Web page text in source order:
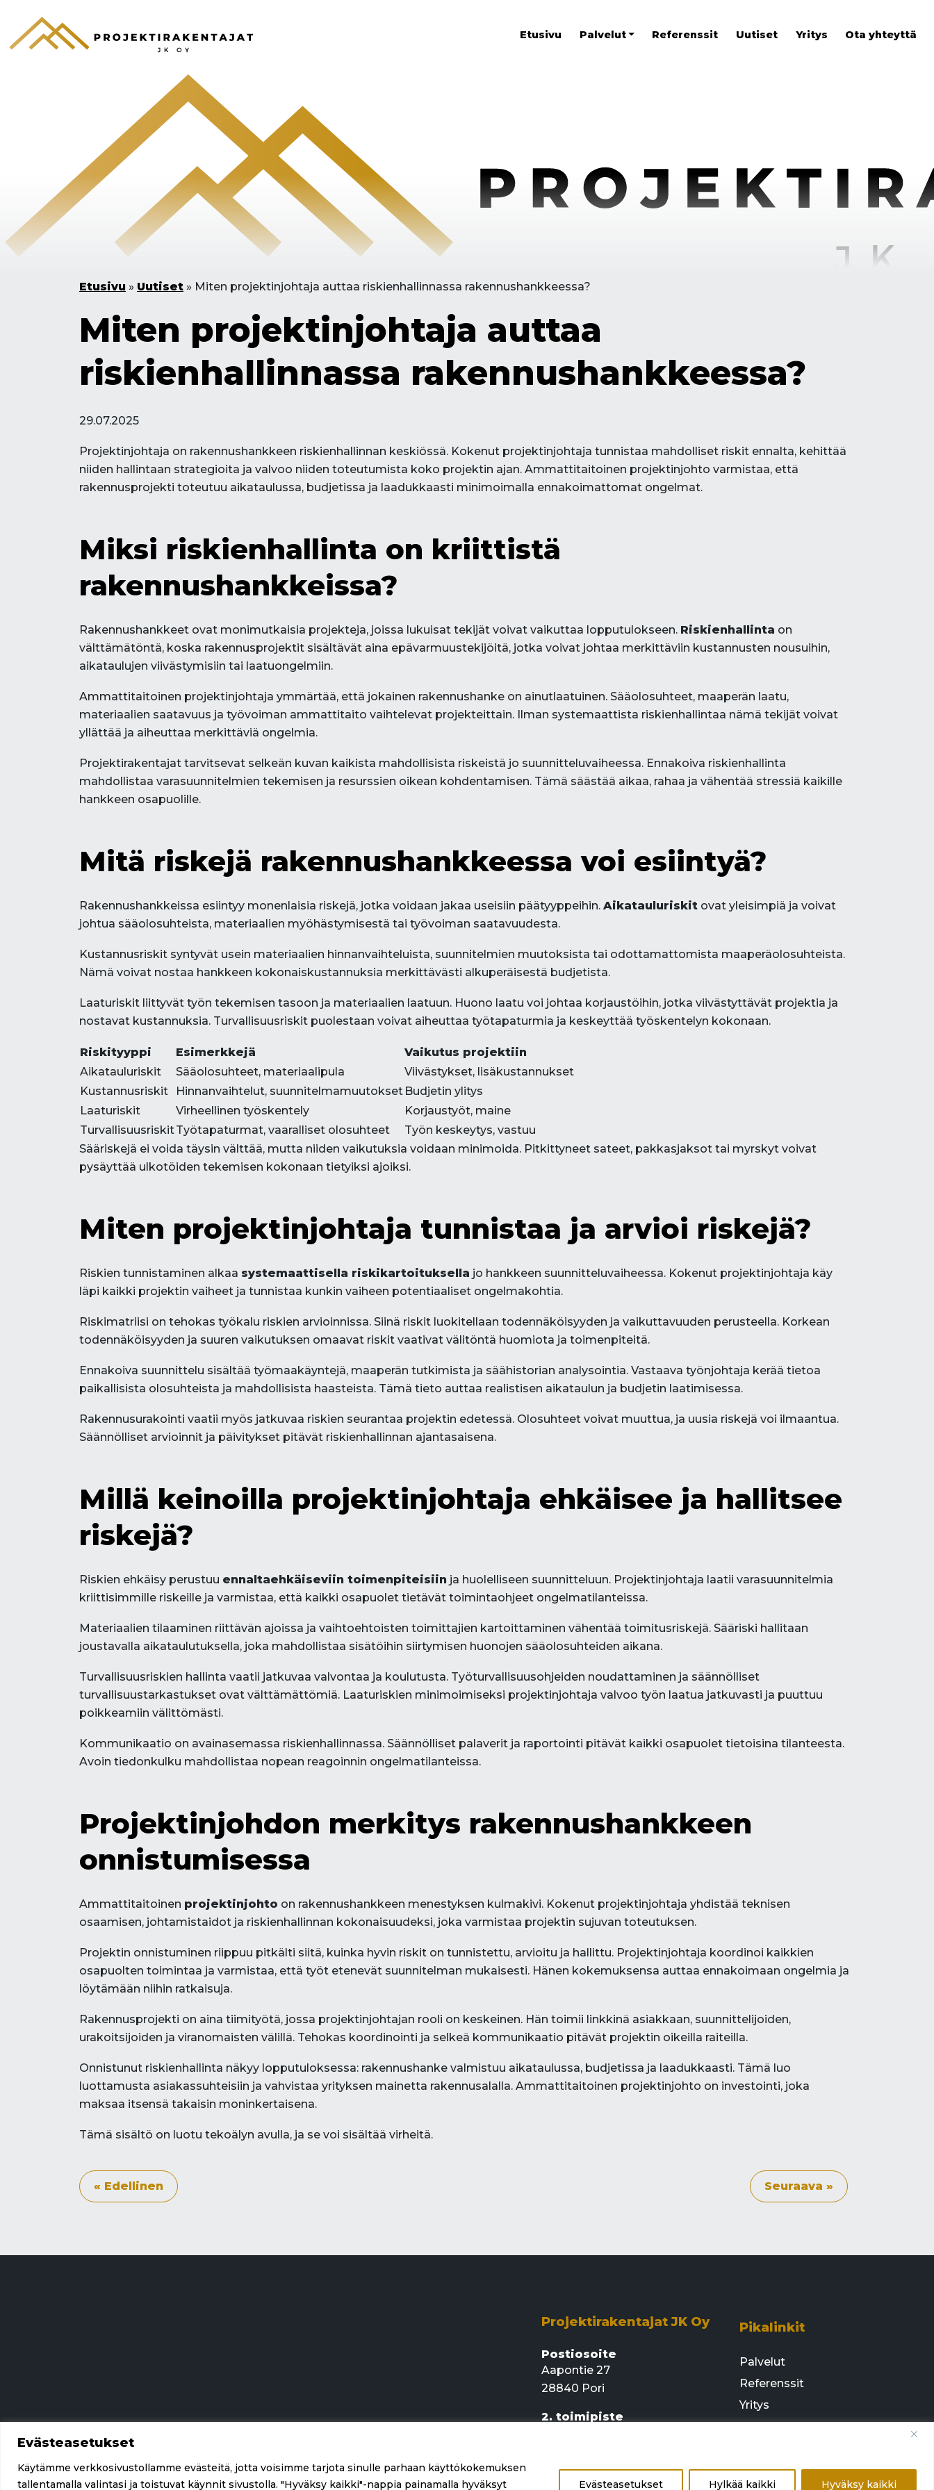
Evästeasetukset
Käytämme verkkosivustollamme evästeitä, jotta voisimme tarjota sinulle parhaan käyttökokemuksen
tallentamalla valintasi ja toistuvat käynnit sivustolla. "Hyväksy kaikki"-nappia painamalla hyväksyt
Evästeasetukset Hylkää kaikki Hyväksy kaikki
Etusivu Palvelut Referenssit Uutiset Yritys Ota yhteyttä
Etusivu » Uutiset » Miten projektinjohtaja auttaa riskienhallinnassa rakennushankkeessa?
Miten projektinjohtaja auttaa
riskienhallinnassa rakennushankkeessa?
29.07.2025
Projektinjohtaja on rakennushankkeen riskienhallinnan keskiössä. Kokenut projektinjohtaja tunnistaa mahdolliset riskit ennalta, kehittää
niiden hallintaan strategioita ja valvoo niiden toteutumista koko projektin ajan. Ammattitaitoinen projektinjohto varmistaa, että
rakennusprojekti toteutuu aikataulussa, budjetissa ja laadukkaasti minimoimalla ennakoimattomat ongelmat.
Miksi riskienhallinta on kriittistä
rakennushankkeissa?
Rakennushankkeet ovat monimutkaisia projekteja, joissa lukuisat tekijät voivat vaikuttaa lopputulokseen. Riskienhallinta on
välttämätöntä, koska rakennusprojektit sisältävät aina epävarmuustekijöitä, jotka voivat johtaa merkittäviin kustannusten nousuihin,
aikataulujen viivästymisiin tai laatuongelmiin.
Ammattitaitoinen projektinjohtaja ymmärtää, että jokainen rakennushanke on ainutlaatuinen. Sääolosuhteet, maaperän laatu,
materiaalien saatavuus ja työvoiman ammattitaito vaihtelevat projekteittain. Ilman systemaattista riskienhallintaa nämä tekijät voivat
yllättää ja aiheuttaa merkittäviä ongelmia.
Projektirakentajat tarvitsevat selkeän kuvan kaikista mahdollisista riskeistä jo suunnitteluvaiheessa. Ennakoiva riskienhallinta
mahdollistaa varasuunnitelmien tekemisen ja resurssien oikean kohdentamisen. Tämä säästää aikaa, rahaa ja vähentää stressiä kaikille
hankkeen osapuolille.
Mitä riskejä rakennushankkeessa voi esiintyä?
Rakennushankkeissa esiintyy monenlaisia riskejä, jotka voidaan jakaa useisiin päätyyppeihin. Aikatauluriskit ovat yleisimpiä ja voivat
johtua sääolosuhteista, materiaalien myöhästymisestä tai työvoiman saatavuudesta.
Kustannusriskit syntyvät usein materiaalien hinnanvaihteluista, suunnitelmien muutoksista tai odottamattomista maaperäolosuhteista.
Nämä voivat nostaa hankkeen kokonaiskustannuksia merkittävästi alkuperäisestä budjetista.
Laaturiskit liittyvät työn tekemisen tasoon ja materiaalien laatuun. Huono laatu voi johtaa korjaustöihin, jotka viivästyttävät projektia ja
nostavat kustannuksia. Turvallisuusriskit puolestaan voivat aiheuttaa työtapaturmia ja keskeyttää työskentelyn kokonaan.
Riskityyppi Esimerkkejä
Vaikutus projektiin
Aikatauluriskit
Sääolosuhteet, materiaalipula
Viivästykset, lisäkustannukset
Kustannusriskit
Hinnanvaihtelut, suunnitelmamuutokset Budjetin ylitys
Laaturiskit
Virheellinen työskentely
Korjaustyöt, maine
TurvallisuusriskitTyötapaturmat, vaaralliset olosuhteet
Työn keskeytys, vastuu
Sääriskejä ei voida täysin välttää, mutta niiden vaikutuksia voidaan minimoida. Pitkittyneet sateet, pakkasjaksot tai myrskyt voivat
pysäyttää ulkotöiden tekemisen kokonaan tietyiksi ajoiksi.
Miten projektinjohtaja tunnistaa ja arvioi riskejä?
Riskien tunnistaminen alkaa systemaattisella riskikartoituksella jo hankkeen suunnitteluvaiheessa. Kokenut projektinjohtaja käy
läpi kaikki projektin vaiheet ja tunnistaa kunkin vaiheen potentiaaliset ongelmakohtia.
Riskimatriisi on tehokas työkalu riskien arvioinnissa. Siinä riskit luokitellaan todennäköisyyden ja vaikuttavuuden perusteella. Korkean
todennäköisyyden ja suuren vaikutuksen omaavat riskit vaativat välitöntä huomiota ja toimenpiteitä.
Ennakoiva suunnittelu sisältää työmaakäyntejä, maaperän tutkimista ja säähistorian analysointia. Vastaava työnjohtaja kerää tietoa
paikallisista olosuhteista ja mahdollisista haasteista. Tämä tieto auttaa realistisen aikataulun ja budjetin laatimisessa.
Rakennusurakointi vaatii myös jatkuvaa riskien seurantaa projektin edetessä. Olosuhteet voivat muuttua, ja uusia riskejä voi ilmaantua.
Säännölliset arvioinnit ja päivitykset pitävät riskienhallinnan ajantasaisena.
Millä keinoilla projektinjohtaja ehkäisee ja hallitsee
riskejä?
Riskien ehkäisy perustuu ennaltaehkäiseviin toimenpiteisiin ja huolelliseen suunnitteluun. Projektinjohtaja laatii varasuunnitelmia
kriittisimmille riskeille ja varmistaa, että kaikki osapuolet tietävät toimintaohjeet ongelmatilanteissa.
Materiaalien tilaaminen riittävän ajoissa ja vaihtoehtoisten toimittajien kartoittaminen vähentää toimitusriskejä. Sääriski hallitaan
joustavalla aikataulutuksella, joka mahdollistaa sisätöihin siirtymisen huonojen sääolosuhteiden aikana.
Turvallisuusriskien hallinta vaatii jatkuvaa valvontaa ja koulutusta. Työturvallisuusohjeiden noudattaminen ja säännölliset
turvallisuustarkastukset ovat välttämättömiä. Laaturiskien minimoimiseksi projektinjohtaja valvoo työn laatua jatkuvasti ja puuttuu
poikkeamiin välittömästi.
Kommunikaatio on avainasemassa riskienhallinnassa. Säännölliset palaverit ja raportointi pitävät kaikki osapuolet tietoisina tilanteesta.
Avoin tiedonkulku mahdollistaa nopean reagoinnin ongelmatilanteissa.
Projektinjohdon merkitys rakennushankkeen
onnistumisessa
Ammattitaitoinen projektinjohto on rakennushankkeen menestyksen kulmakivi. Kokenut projektinjohtaja yhdistää teknisen
osaamisen, johtamistaidot ja riskienhallinnan kokonaisuudeksi, joka varmistaa projektin sujuvan toteutuksen.
Projektin onnistuminen riippuu pitkälti siitä, kuinka hyvin riskit on tunnistettu, arvioitu ja hallittu. Projektinjohtaja koordinoi kaikkien
osapuolten toimintaa ja varmistaa, että työt etenevät suunnitelman mukaisesti. Hänen kokemuksensa auttaa ennakoimaan ongelmia ja
löytämään niihin ratkaisuja.
Rakennusprojekti on aina tiimityötä, jossa projektinjohtajan rooli on keskeinen. Hän toimii linkkinä asiakkaan, suunnittelijoiden,
urakoitsijoiden ja viranomaisten välillä. Tehokas koordinointi ja selkeä kommunikaatio pitävät projektin oikeilla raiteilla.
Onnistunut riskienhallinta näkyy lopputuloksessa: rakennushanke valmistuu aikataulussa, budjetissa ja laadukkaasti. Tämä luo
luottamusta asiakassuhteisiin ja vahvistaa yrityksen mainetta rakennusalalla. Ammattitaitoinen projektinjohto on investointi, joka
maksaa itsensä takaisin moninkertaisena.
Tämä sisältö on luotu tekoälyn avulla, ja se voi sisältää virheitä.
« Edellinen Seuraava »
Projektirakentajat JK Oy
Postiosoite
Aapontie 27
28840 Pori
2. toimipiste
info@projektirakentajatjk.fi
Pikalinkit
Palvelut
Referenssit
Yritys
Ota yhteyttä